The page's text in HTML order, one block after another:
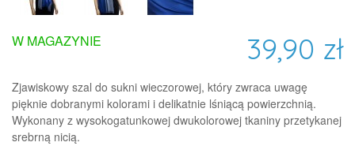
39,90 zł
W MAGAZYNIE
Zjawiskowy szal do sukni wieczorowej, który zwraca uwagę
pięknie dobranymi kolorami i delikatnie lśniącą powierzchnią.
Wykonany z wysokogatunkowej dwukolorowej tkaniny przetykanej
srebrną nicią.